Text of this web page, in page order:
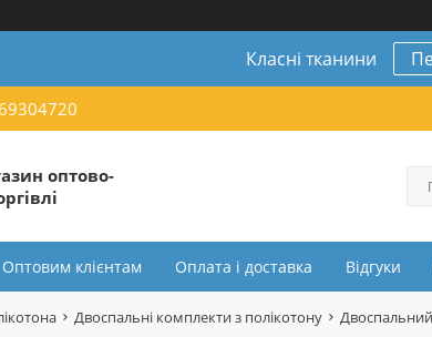
Класні тканини
оптово-
Оптовим клієнтам Оплата і доставка Відгуки
Двоспальні комплекти з полікотону